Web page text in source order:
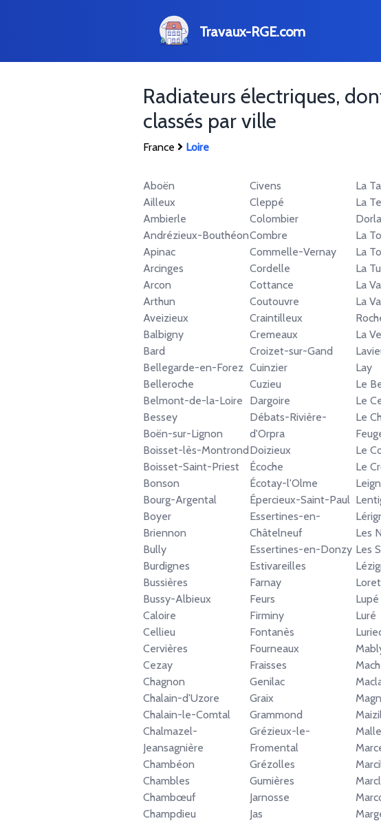
Travaux-RGE.com
Radiateurs électriques,
classés par ville
France Loire
Aboën
Ailleux
Ambierle
Andrézieux-Bouthéon
Apinac
Arcinges
Arcon
Arthun
Aveizieux
Balbigny
Bard
Bellegarde-en-Forez
Belleroche
Belmont-de-la-Loire
Bessey
Boën-sur-Lignon
Boisset-lès-Montrond
Boisset-Saint-Priest
Bonson
Bourg-Argental
Boyer
Briennon
Bully
Burdignes
Bussières
Bussy-Albieux
Caloire
Cellieu
Cervières
Cezay
Chagnon
Chalain-d'Uzore
Chalain-le-Comtal
Chalmazel-
Jeansagnière
Chambéon
Chambles
Chambœuf
Champdieu
Civens
Cleppé
Colombier
Combre
Commelle-Vernay
Cordelle
Cottance
Coutouvre
Craintilleux
Cremeaux
Croizet-sur-Gand
Cuinzier
Cuzieu
Dargoire
Débats-Rivière-
d'Orpra
Doizieux
Écoche
Écotay-l'Olme
Épercieux-Saint-Paul
Essertines-en-
Châtelneuf
Essertines-en-Donzy
Estivareilles
Farnay
Feurs
Firminy
Fontanès
Fourneaux
Fraisses
Genilac
Graix
Grammond
Grézieux-le-
Fromental
Grézolles
Gumières
Jarnosse
Jas
La
La
La
La
La
La
La
La
Lay
Le
Le
Le
Le
Le
Les
Les
Lupé
Luré